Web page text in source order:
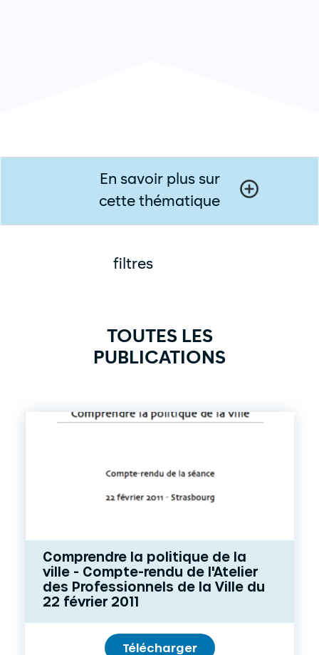
En savoir plus sur
cette thématique
filtres
TOUTES LES
PUBLICATIONS
Comprendre la politique de la
ville - Compte-rendu de l'Atelier
des Professionnels de la Ville du
22 février 2011
Télécharger